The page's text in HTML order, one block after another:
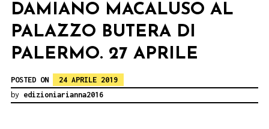
DAMIANO MACALUSO AL
PALAZZO BUTERA DI
PALERMO. 27 APRILE
POSTED ON
24 APRILE 2019
by edizioniarianna2016